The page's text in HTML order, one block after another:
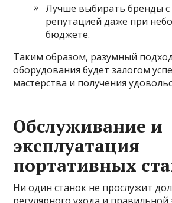
Лучше выбирать бренды
репутацией даже при
бюджете.
Таким образом, разумный
оборудования будет залогом
мастерства и получения
Обслуживание и
эксплуатация
портативных
Ни один станок не прослужит